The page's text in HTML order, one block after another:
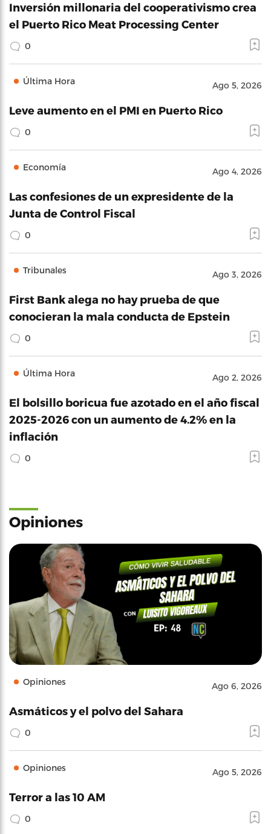
Inversión millonaria del cooperativismo crea
el Puerto Rico Meat Processing Center
0
Última Hora Ago 5, 2026
Leve aumento en el PMI en Puerto Rico
0
Economía Ago 4, 2026
Las confesiones de un expresidente de la
Junta de Control Fiscal
0
Tribunales Ago 3, 2026
First Bank alega no hay prueba de que
conocieran la mala conducta de Epstein
0
Última Hora Ago 2, 2026
El bolsillo boricua fue azotado en el año fiscal
2025-2026 con un aumento de 4.2% en la
inflación
0
Opiniones
Opiniones Ago 6, 2026
Asmáticos y el polvo del Sahara
0
Opiniones Ago 5, 2026
Terror a las 10 AM
0